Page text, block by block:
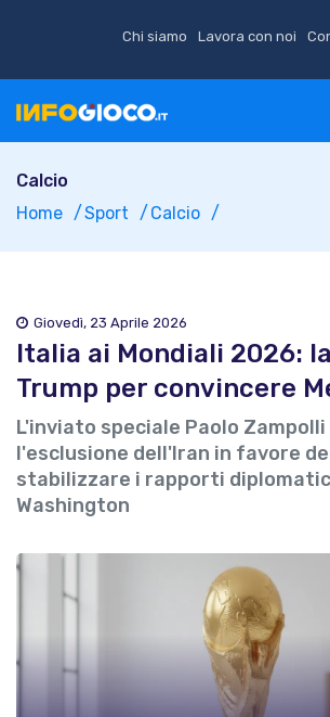
Chi siamo Lavora con noi
Calcio
Home
Sport Calcio
Giovedì, 23 Aprile 2026
Italia ai Mondiali 2026:
Trump per convincere
L'inviato speciale Paolo
l'esclusione dell'Iran in favore
stabilizzare i rapporti
Washington